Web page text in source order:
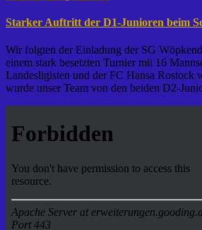
Starker Auftritt der D1-Junioren beim
Wir folgten der Einladung der SG
einem stark besetzten Turnier mit 16
Landesligisten und der FC Hansa Rostock
wurde unser Team von den beiden D2-